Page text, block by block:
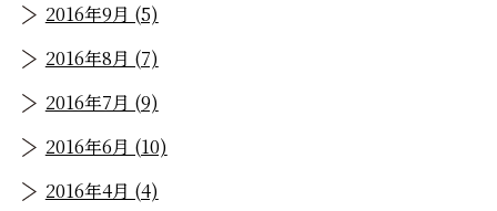
2016年9月 (5)
2016年8月 (7)
2016年7月 (9)
2016年6月 (10)
2016年4月 (4)